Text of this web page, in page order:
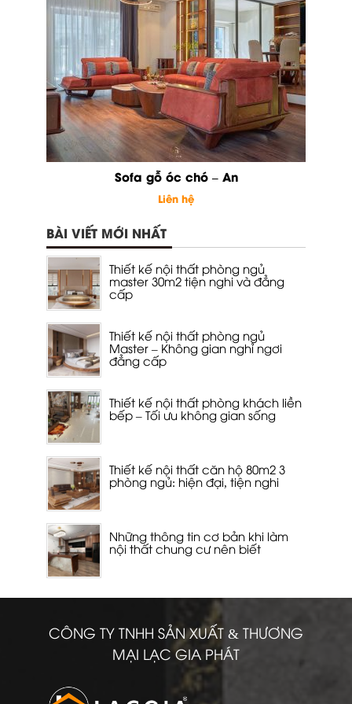
Sofa gỗ óc chó – An
Liên hệ
BÀI VIẾT MỚI NHẤT
Thiết kế nội thất phòng ngủ
master 30m2 tiện nghi và đẳng
cấp
Thiết kế nội thất phòng ngủ
Master – Không gian nghỉ ngơi
đẳng cấp
Thiết kế nội thất phòng khách liền
bếp – Tối ưu không gian sống
Thiết kế nội thất căn hộ 80m2 3
phòng ngủ: hiện đại, tiện nghi
Những thông tin cơ bản khi làm
nội thất chung cư nên biết
CÔNG TY TNHH SẢN XUẤT & THƯƠNG
MẠI LẠC GIA PHÁT